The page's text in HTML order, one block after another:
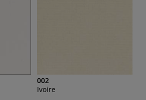
002
Ivoire